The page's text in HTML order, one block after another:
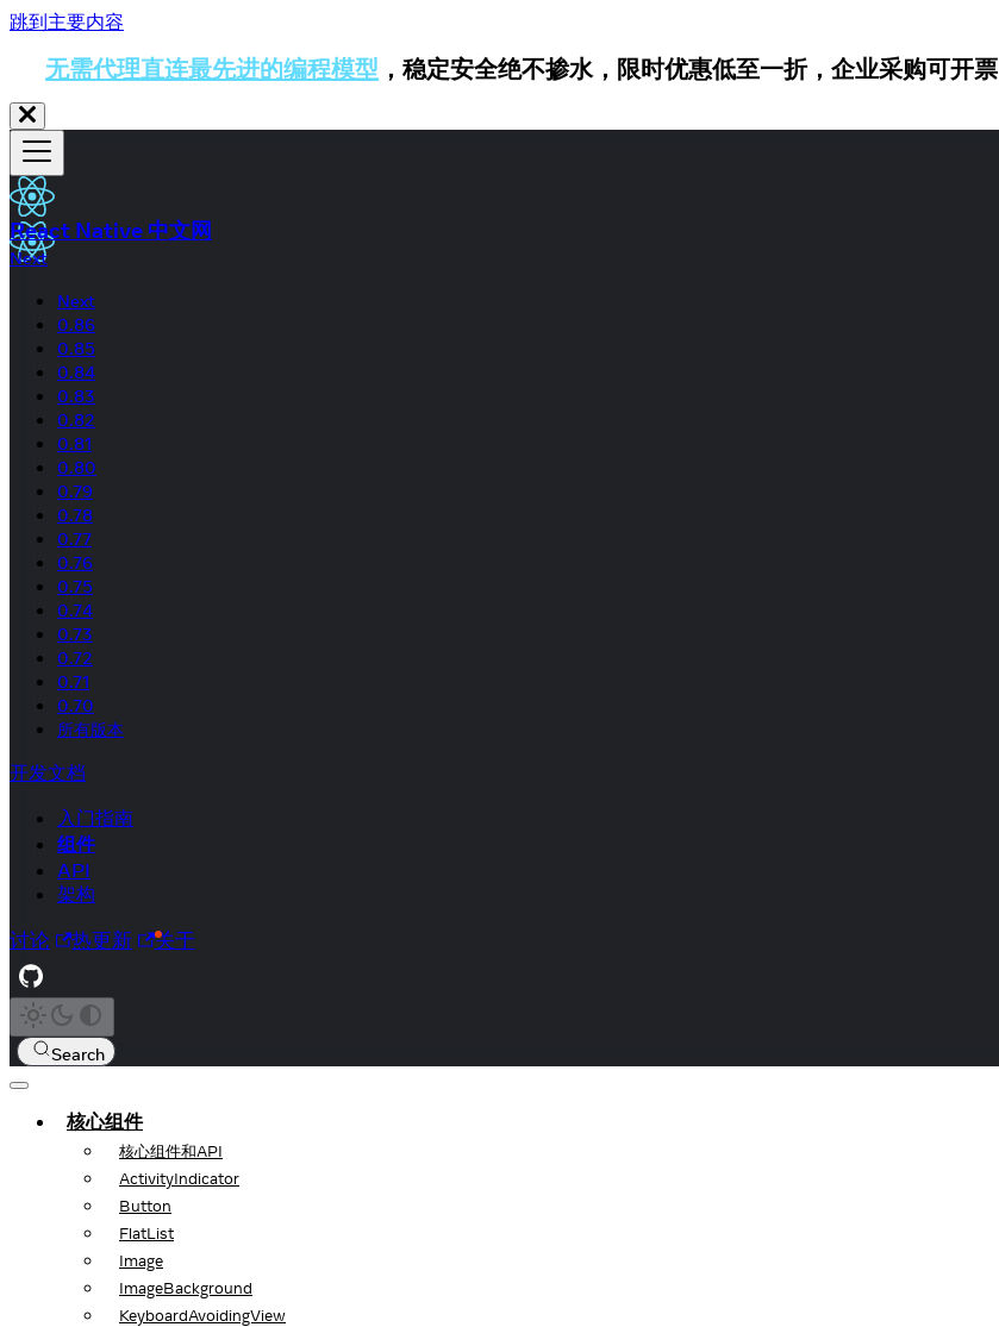
跳到主要内容
无需代理直连最先进的编程模型 ，稳定安全绝不掺水，限时优惠低至一折，企业采购可开票
React Native 中文网
Next
Next
0.86
0.85
0.84
0.83
0.82
0.81
0.80
0.79
0.78
0.77
0.76
0.75
0.74
0.73
0.72
0.71
0.70
所有版本
开发文档
入门指南
组件
API
架构
讨论 热更新 关于
Search
核心组件
核心组件和API
ActivityIndicator
Button
FlatList
Image
ImageBackground
KeyboardAvoidingView